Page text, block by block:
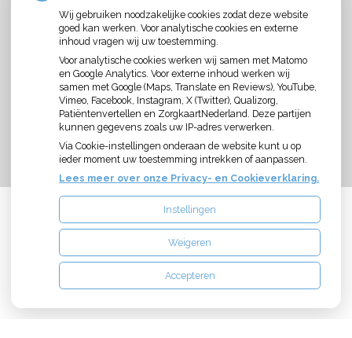
U heeft geen toestemming gegeven voor
externe inhouddie nodig is om dit te zien.
Cookie-instellingen wijzigen
Uw Zorg Online|Beheer
Bezoek
onze
facebook
Cookie-instellingen
Wij gebruiken noodzakelijke cookies zodat deze website
goed kan werken. Voor analytische cookies en externe
inhoud vragen wij uw toestemming.
Voor analytische cookies werken wij samen met Matomo
en Google Analytics. Voor externe inhoud werken wij
samen met Google (Maps, Translate en Reviews), YouTube,
Vimeo, Facebook, Instagram, X (Twitter), Qualizorg,
Patiëntenvertellen en ZorgkaartNederland. Deze partijen
kunnen gegevens zoals uw IP-adres verwerken.
Via Cookie-instellingen onderaan de website kunt u op
ieder moment uw toestemming intrekken of aanpassen.
Lees meer over onze Privacy- en Cookieverklaring.
Instellingen
Weigeren
Accepteren